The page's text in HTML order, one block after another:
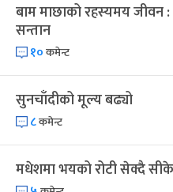
३
मंगल
महानवमी
४
५ पापा‌ङ्कुशा एकादशी व्रत
-
२२ कुकुर तिहार
बाम माछाको रहस्यमय जीवन :
सन्तान
१०कमेन्ट
सुनचाँदीको मूल्य बढ्यो
८कमेन्ट
मधेशमा भयको रोटी सेक्दै